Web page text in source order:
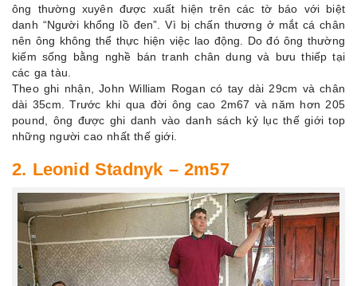
ông thường xuyên được xuất hiện trên các tờ báo với biệt
danh “Người khổng lồ đen”. Vì bị chấn thương ở mắt cá chân
nên ông không thể thực hiện việc lao động. Do đó ông thường
kiếm sống bằng nghề bán tranh chân dung và bưu thiếp tại
các ga tàu.
Theo ghi nhận, John William Rogan có tay dài 29cm và chân
dài 35cm. Trước khi qua đời ông cao 2m67 và năm hơn 205
pound, ông được ghi danh vào danh sách kỷ lục thế giới top
những người cao nhất thế giới.
2. Leonid Stadnyk – 2m57